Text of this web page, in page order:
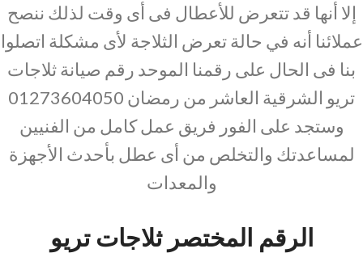
إلا أنها قد تتعرض للأعطال فى أى وقت لذلك ننصح
عملائنا أنه في حالة تعرض الثلاجة لأى مشكلة اتصلوا
بنا فى الحال على رقمنا الموحد رقم صيانة ثلاجات
تريو الشرقية العاشر من رمضان 01273604050
وستجد على الفور فريق عمل كامل من الفنيين
لمساعدتك والتخلص من أى عطل بأحدث الأجهزة
والمعدات
الرقم المختصر ثلاجات تريو